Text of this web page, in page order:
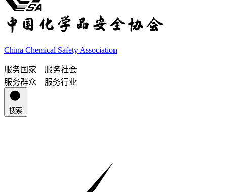
China Chemical Safety Association
服务国家 服务社会
服务群众 服务行业
搜索